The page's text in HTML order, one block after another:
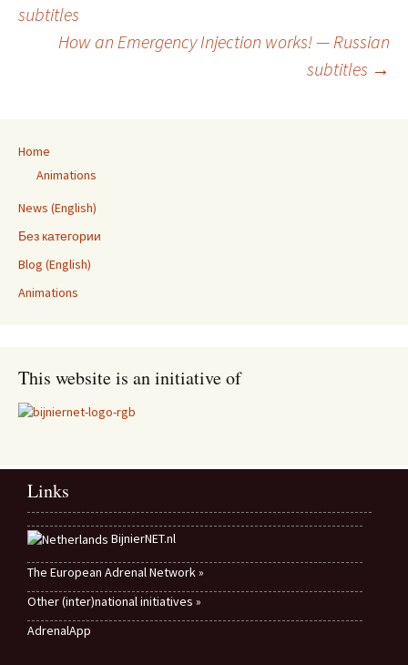
по
записям
subtitles
How an Emergency Injection works! — Russian
subtitles →
Home
Animations
News (English)
Без категории
Blog (English)
Animations
This website is an initiative of
Links
BijnierNET.nl
The European Adrenal Network »
Other (inter)national initiatives »
AdrenalApp